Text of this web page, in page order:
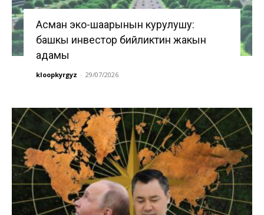
Асман эко-шаарынын курулушу:
башкы инвестор бийликтин жакын
адамы
kloopkyrgyz - 29/07/2026